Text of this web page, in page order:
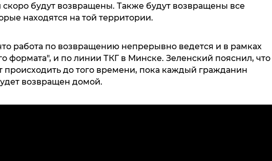
скоро будут возвращены. Также будут возвращены все
находятся на той территории.
работа по возвращению непрерывно ведется и в рамках
формата", и по линии ТКГ в Минске. Зеленский пояснил, что
происходить до того времени, пока каждый гражданин
возвращен домой.